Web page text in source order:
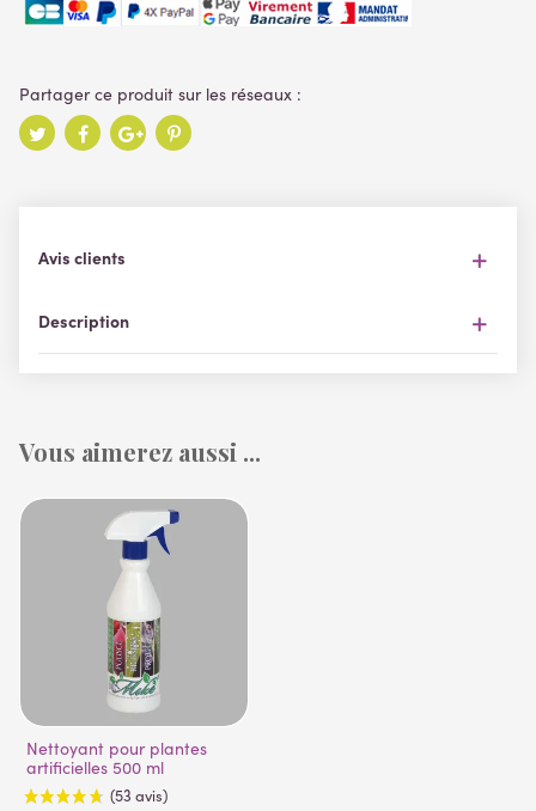
Description
Avis clients
Vous aimerez aussi ...
Nettoyant pour plantes
artificielles 500 ml